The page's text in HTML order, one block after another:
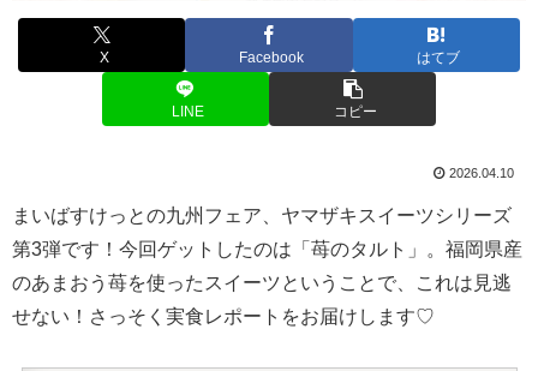
X Facebook はてブ
LINE コピー
2026.04.10
まいばすけっとの九州フェア、ヤマザキスイーツシリーズ
第3弾です！今回ゲットしたのは「苺のタルト」。福岡県産
のあまおう苺を使ったスイーツということで、これは見逃
せない！さっそく実食レポートをお届けします♡